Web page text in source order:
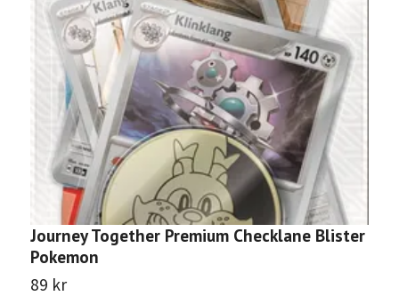
Journey Together Premium Checklane Blister
Pokemon
89 kr